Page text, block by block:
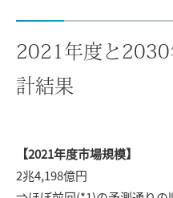
2021年度と2030
計結果
【2021年度市場規模】
2兆4,198億円